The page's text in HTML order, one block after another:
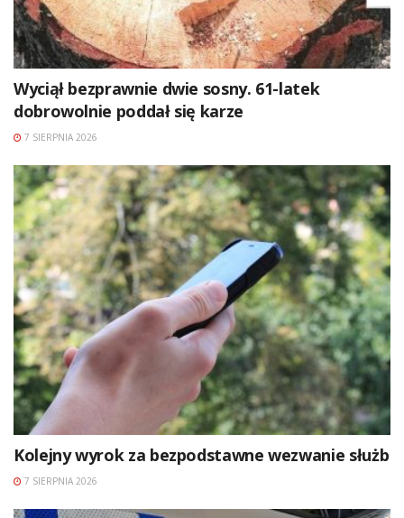
Wyciął bezprawnie dwie sosny. 61-latek
dobrowolnie poddał się karze
7 SIERPNIA 2026
Kolejny wyrok za bezpodstawne wezwanie służb
7 SIERPNIA 2026